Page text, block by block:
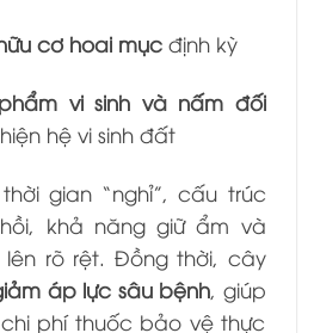
cơ hoai mụcđịnh kỳ
vi sinh và nấm đối
hệ vi sinh đất
gian “nghỉ”, cấu trúc
khả năng giữ ẩm và
rõ rệt. Đồng thời, cây
áp lực sâu bệnh, giúp
phí thuốc bảo vệ thực